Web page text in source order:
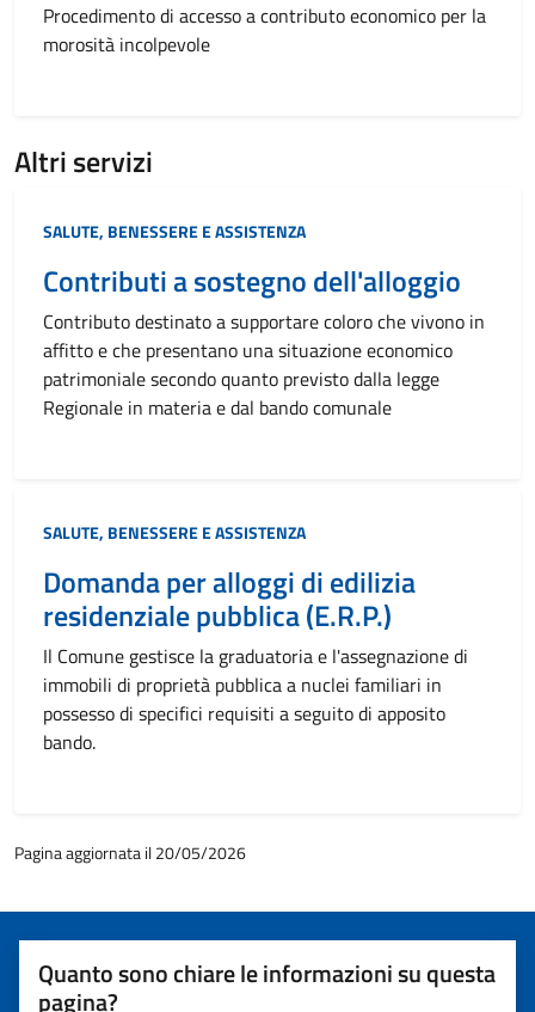
Procedimento di accesso a contributo economico per la
morosità incolpevole
Altri servizi
Categoria:
SALUTE, BENESSERE E ASSISTENZA
Contributi a sostegno dell'alloggio
Contributo destinato a supportare coloro che vivono in
affitto e che presentano una situazione economico
patrimoniale secondo quanto previsto dalla legge
Regionale in materia e dal bando comunale
Categoria:
SALUTE, BENESSERE E ASSISTENZA
Domanda per alloggi di edilizia
residenziale pubblica (E.R.P.)
Il Comune gestisce la graduatoria e l'assegnazione di
immobili di proprietà pubblica a nuclei familiari in
possesso di specifici requisiti a seguito di apposito
bando.
Pagina aggiornata il 20/05/2026
Quanto sono chiare le informazioni su questa
pagina?